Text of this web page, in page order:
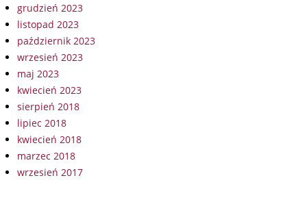
grudzień 2023
listopad 2023
październik 2023
wrzesień 2023
maj 2023
kwiecień 2023
sierpień 2018
lipiec 2018
kwiecień 2018
marzec 2018
wrzesień 2017